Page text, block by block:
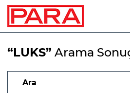
“LUKS” Arama